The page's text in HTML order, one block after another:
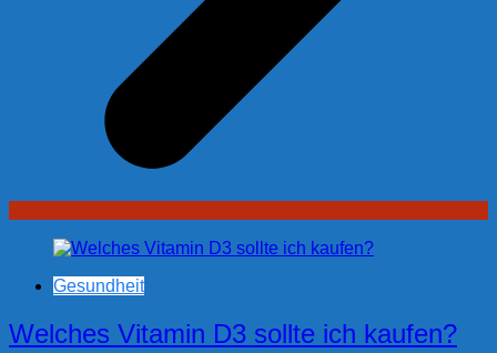
Gesundheit
Welches Vitamin D3 sollte ich kaufen?